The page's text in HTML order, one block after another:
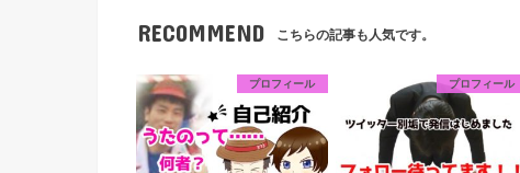
RECOMMEND こちらの記事も人気です。
プロフィール プロフィール